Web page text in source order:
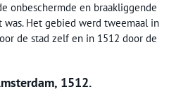
onbeschermde en braakliggende
was. Het gebied werd tweemaal in
de stad zelf en in 1512 door de
1512.